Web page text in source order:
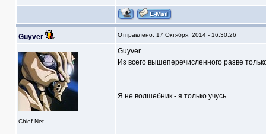
Guyver Отправлено: 17 Октября, 2014 - 16:30:26
Chief-Net
Guyver
Из всего вышеперечисленного разве
-----
Я не волшебник - я только учусь...